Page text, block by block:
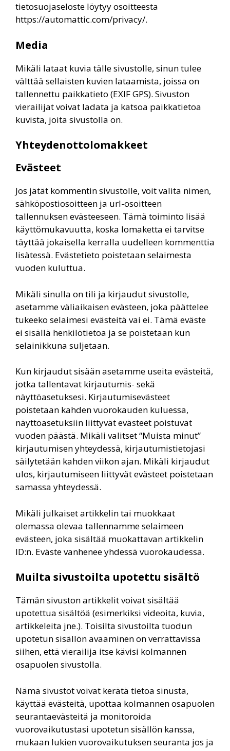
tietosuojaseloste löytyy osoitteesta
https://automattic.com/privacy/.
Media
Mikäli lataat kuvia tälle sivustolle, sinun tulee
välttää sellaisten kuvien lataamista, joissa on
tallennettu paikkatieto (EXIF GPS). Sivuston
vierailijat voivat ladata ja katsoa paikkatietoa
kuvista, joita sivustolla on.
Yhteydenottolomakkeet
Evästeet
Jos jätät kommentin sivustolle, voit valita nimen,
sähköpostiosoitteen ja url-osoitteen
tallennuksen evästeeseen. Tämä toiminto lisää
käyttömukavuutta, koska lomaketta ei tarvitse
täyttää jokaisella kerralla uudelleen kommenttia
lisätessä. Evästetieto poistetaan selaimesta
vuoden kuluttua.
Mikäli sinulla on tili ja kirjaudut sivustolle,
asetamme väliaikaisen evästeen, joka päättelee
tukeeko selaimesi evästeitä vai ei. Tämä eväste
ei sisällä henkilötietoa ja se poistetaan kun
selainikkuna suljetaan.
Kun kirjaudut sisään asetamme useita evästeitä,
jotka tallentavat kirjautumis- sekä
näyttöasetuksesi. Kirjautumisevästeet
poistetaan kahden vuorokauden kuluessa,
näyttöasetuksiin liittyvät evästeet poistuvat
vuoden päästä. Mikäli valitset “Muista minut”
kirjautumisen yhteydessä, kirjautumistietojasi
säilytetään kahden viikon ajan. Mikäli kirjaudut
ulos, kirjautumiseen liittyvät evästeet poistetaan
samassa yhteydessä.
Mikäli julkaiset artikkelin tai muokkaat
olemassa olevaa tallennamme selaimeen
evästeen, joka sisältää muokattavan artikkelin
ID:n. Eväste vanhenee yhdessä vuorokaudessa.
Muilta sivustoilta upotettu sisältö
Tämän sivuston artikkelit voivat sisältää
upotettua sisältöä (esimerkiksi videoita, kuvia,
artikkeleita jne.). Toisilta sivustoilta tuodun
upotetun sisällön avaaminen on verrattavissa
siihen, että vierailija itse kävisi kolmannen
osapuolen sivustolla.
Nämä sivustot voivat kerätä tietoa sinusta,
käyttää evästeitä, upottaa kolmannen osapuolen
seurantaevästeitä ja monitoroida
vuorovaikutustasi upotetun sisällön kanssa,
mukaan lukien vuorovaikutuksen seuranta jos ja